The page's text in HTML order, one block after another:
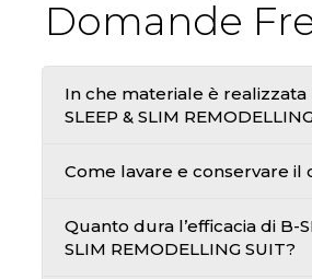
Domande
In che materiale è realizzata
SLEEP & SLIM
Come lavare e conservare il
Quanto dura l’efficacia di B-
SLIM REMODELLING SUIT?